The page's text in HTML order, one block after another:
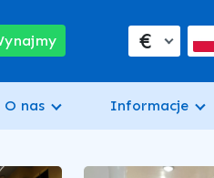
€
O nas Informacje